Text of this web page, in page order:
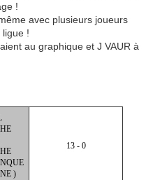
!
avec plusieurs joueurs
!
au graphique et J VAUR à
)
13 - 0